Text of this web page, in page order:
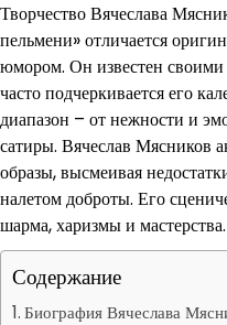
Творчество Вячеслава
пельмени» отличается
юмором. Он известен
часто подчеркивается его
диапазон – от нежности и
сатиры. Вячеслав Мясников
образы, высмеивая
налетом доброты. Его
шарма, харизмы и мастерства.
Содержание
Биография Вячеслава